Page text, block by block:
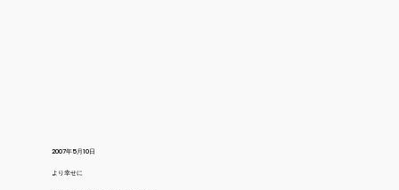
2007年5月10日
より幸せに